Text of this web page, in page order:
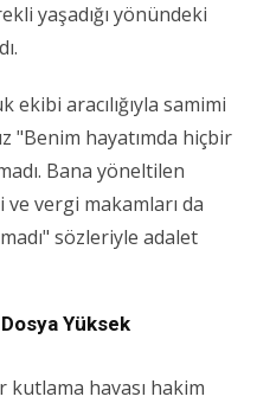
yaşadığı yönündeki
aracılığıyla samimi
"Benim hayatımda hiçbir
Bana yöneltilen
vergi makamları da
sözleriyle adalet
Yüksek
havası hakim